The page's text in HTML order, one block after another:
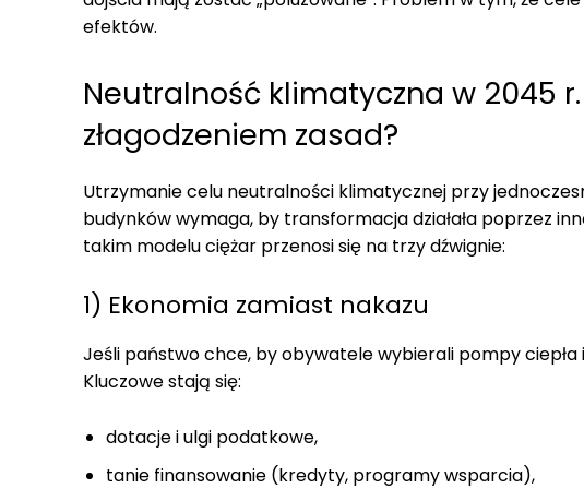
efektów.
Neutralność klimatyczna w 2045
złagodzeniem zasad?
Utrzymanie celu neutralności klimatycznej przy
budynków wymaga, by transformacja działała poprzez
takim modelu ciężar przenosi się na trzy dźwignie:
1) Ekonomia zamiast nakazu
Jeśli państwo chce, by obywatele wybierali pompy ciepła
Kluczowe stają się:
dotacje i ulgi podatkowe,
tanie finansowanie (kredyty, programy wsparcia),